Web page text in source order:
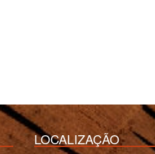
LOCALIZAÇÃO